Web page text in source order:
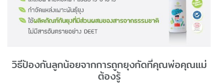
วิธีป้องกันลูกน้อยจากการถูกยุงกัดที่คุณพ่อคุณแม่
ต้องรู้